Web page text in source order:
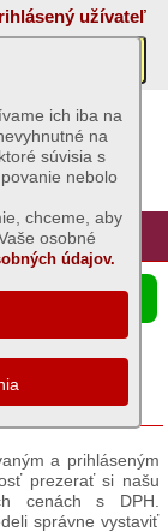
užívateľ
Registrácia
ich iba na
na
súvisia s
nebolo
chceme, aby
osobné
údajov.
a prihláseným
prezerať si našu
cenách s DPH.
správne vystaviť